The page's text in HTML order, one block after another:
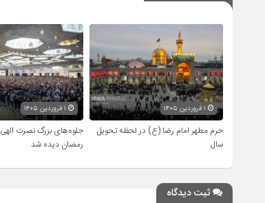
حرم مطهر امام رضا (ع) در لحظه تحویل
سال
۱ فروردین ۱۴۰۵
جلوه‌های بزرگ نصرت الهی
رمضان دیده شد
ثبت دیدگاه